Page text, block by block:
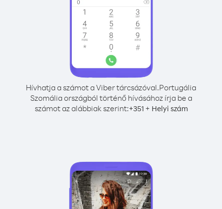
Hívhatja a számot a Viber tárcsázóval.Portugália
Szomália országból történő hívásához írja be a
számot az alábbiak szerint:+351+ Helyi szám